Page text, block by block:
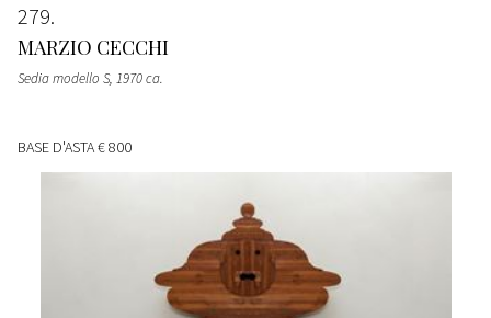
279
MARZIO CECCHI
Sedia modello S, 1970 ca.
BASE D'ASTA€ 800